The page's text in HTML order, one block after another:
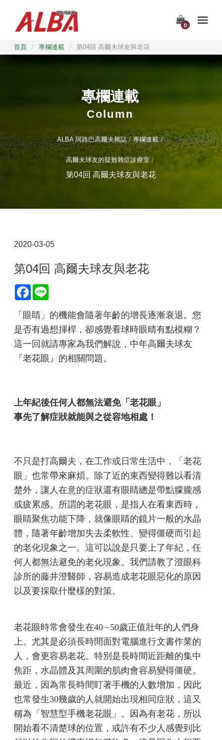
0
首頁 / 專欄連載 / 第04回 高爾夫球友與老花
專欄連載
Column
ALBA 阿路巴高爾夫雜誌 專欄連載
高爾夫球友的疑難雜症診療室
第04回 高爾夫球友與老花
2020-03-05
第04回 高爾夫球友與老花
Facebook
「眼睛」的機能會隨著年齡的增長逐漸衰退。您
是否有過想揮桿，卻感覺看球時眼晴有點模糊？
這一回就請專家為我們解說，中年高爾夫球友
『老花眼』的相關問題。
上年紀後任何人都無法避免「老花眼」
事先了解症狀就能與之從容地相處！
不只是打高爾夫，在工作或日常生活中，「老花
眼」也常帶來麻煩。除了近的東西變得難以看清
楚外，讓人在意的症狀還有眼睛總是帶點朦朧感
或疲累感。所謂的老花眼，是指人在看東西時，
眼睛聚焦功能下降，就像眼睛的鏡片一般的水晶
體，隨著年齡增加失去柔軟性、變得僵硬而引起
的老化現象之一。這可以說是只要上了年紀，任
何人都無法避免的老化現象。我們請教了澄眼科
診所的藤井澄醫師，容易造成老花眼惡化的原因
以及要採取什麼樣的對策。
老花眼時常會發生在40∼50歲正值壯年的人們身
上。尤其是必須長時間面對電腦進行文書作業的
人，會更容易老花。特別是長時間近距離的集中
焦距，水晶體及其周圍的肌肉會容易變得僵硬。
最近，因為常長時間盯著手機的人數增加，因此
也常發生30幾歲的人就開始出現相同症狀，這又
稱為「智慧型手機老花眼」 。因為有老花，所以
開始看不清楚球的位置，或許有不少人感覺到比